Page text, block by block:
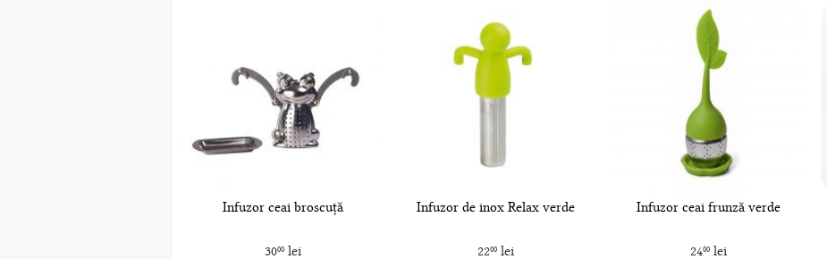
Infuzor ceai broscuță
3000lei
Infuzor de inox Relax verde
2200lei
Infuzor ceai frunză verde
2400lei